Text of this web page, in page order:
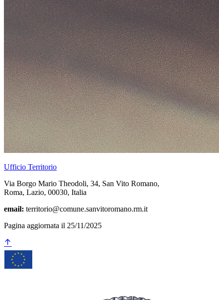
Ufficio Territorio
Via Borgo Mario Theodoli, 34, San Vito Romano,
Roma, Lazio, 00030, Italia
email: territorio@comune.sanvitoromano.rm.it
Pagina aggiornata il 25/11/2025